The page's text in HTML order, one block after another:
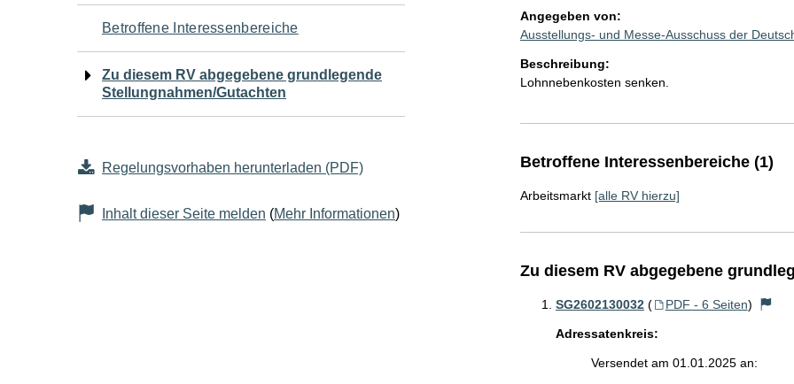
für
den
Seiteninhalt
Betroffene Interessenbereiche
Zu diesem RV abgegebene grundlegende
Stellungnahmen/Gutachten
Regelungsvorhaben herunterladen (PDF)
Inhalt dieser Seite melden (Mehr Informationen)
Angegeben von:
Ausstellungs- und Messe-Ausschuss der
Beschreibung:
Lohnnebenkosten senken.
Betroffene Interessenbereiche (1)
Arbeitsmarkt [alle RV hierzu]
Zu diesem RV abgegebene
SG2602130032 ( PDF - 6 Seiten)
Adressatenkreis:
Versendet am 01.01.2025 an: